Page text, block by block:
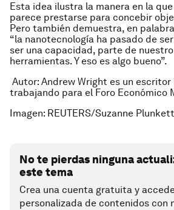
Esta idea ilustra la manera en la
parece prestarse para concebir
Pero también demuestra, en
“la nanotecnología ha pasado de
ser una capacidad, parte de
herramientas. Y eso es algo bueno”.
Autor: Andrew Wright es un
trabajando para el Foro Económico
Imagen: REUTERS/Suzanne Plunkett
No te pierdas ninguna
este tema
Crea una cuenta gratuita y
personalizada de contenidos con